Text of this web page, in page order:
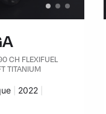
CH FLEXIFUEL
TITANIUM
: Années :
2022